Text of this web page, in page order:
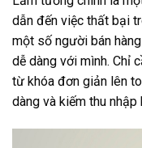
dẫn đến việc thất bại
một số người bán
dễ dàng với mình. Chỉ
từ khóa đơn giản lên
dàng và kiếm thu nhập